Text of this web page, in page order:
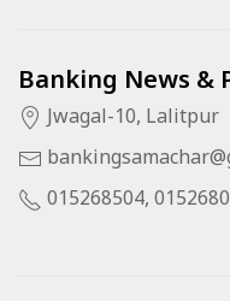
Banking News &
Jwagal-10, Lalitpur
015268504,